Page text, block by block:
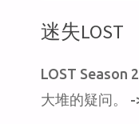
迷失LOST
LOST Season
大堆的疑问。